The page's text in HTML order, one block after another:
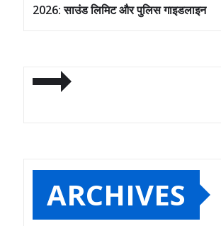
2026: साउंड लिमिट और पुलिस गाइडलाइन
ARCHIVES